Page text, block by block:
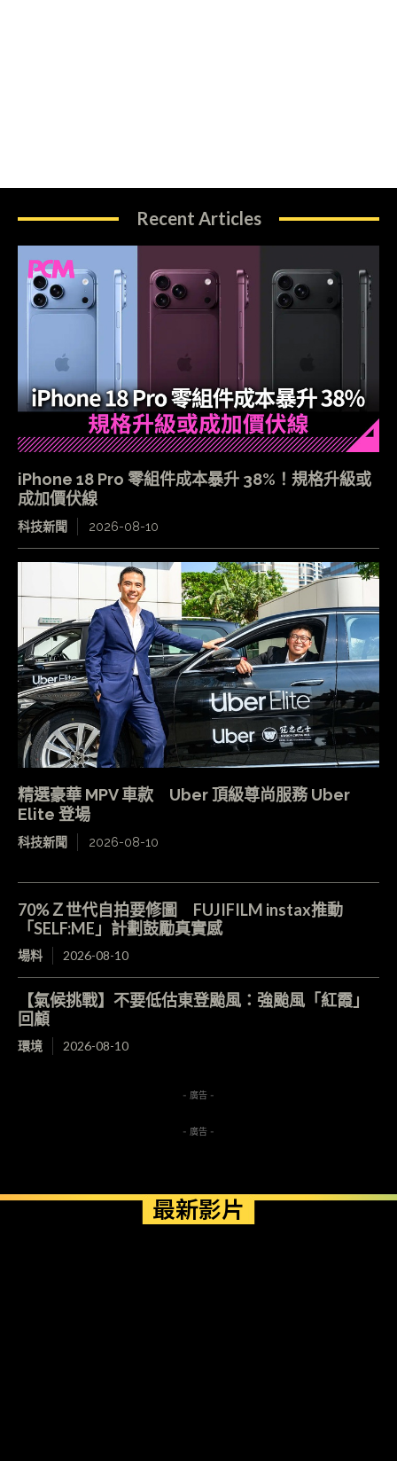
Recent Articles
iPhone 18 Pro 零組件成本暴升 38%！規格升級或
成加價伏線
科技新聞 2026-08-10
精選豪華 MPV 車款 Uber 頂級尊尚服務 Uber
Elite 登場
科技新聞 2026-08-10
70%Ｚ世代自拍要修圖 FUJIFILM instax推動
「SELF:ME」計劃鼓勵真實感
場料 2026-08-10
【氣候挑戰】不要低估東登颱風：強颱風「紅霞」
回顧
環境 2026-08-10
- 廣告 -
- 廣告 -
最新影片